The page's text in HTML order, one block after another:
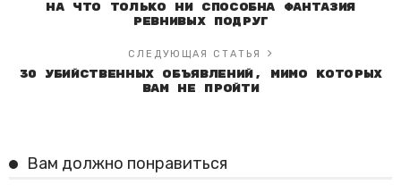
На что только ни способна фантазия
ревнивых подруг
СЛЕДУЮЩАЯ СТАТЬЯ
30 убийственных объявлений, мимо которых
Вам не пройти
Вам должно понравиться